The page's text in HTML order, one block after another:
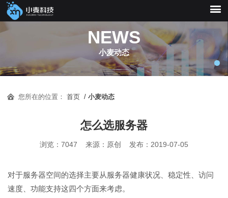
NEWS
小麦动态
您解决运营中的技术问
题，快速解决功能故障
及BUG问题
您所在的位置： 首页 / 小麦动态
怎么选服务器
浏览：7047 来源：原创 发布：2019-07-05
对于服务器空间的选择主要从服务器健康状况、稳定性、访问
速度、功能支持这四个方面来考虑。